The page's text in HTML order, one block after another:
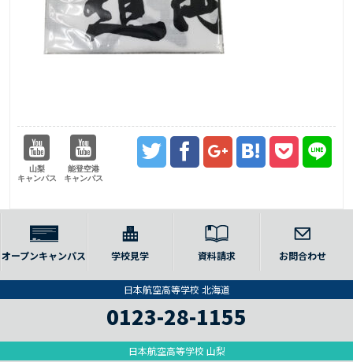
山梨
キャンパス
能登空港
キャンパス
オープンキャンパス 学校見学 資料請求 お問合わせ
日本航空高等学校 北海道
0123-28-1155
日本航空高等学校 山梨